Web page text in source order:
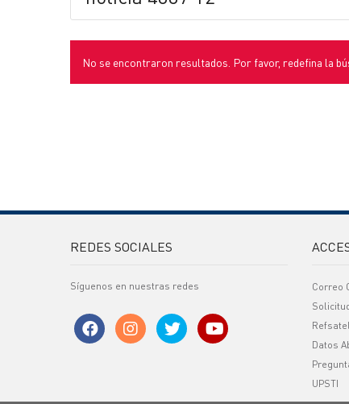
No se encontraron resultados. Por favor, redefina la
REDES SOCIALES
Síguenos en nuestras redes
Correo
Refsatel
Datos
UPSTI